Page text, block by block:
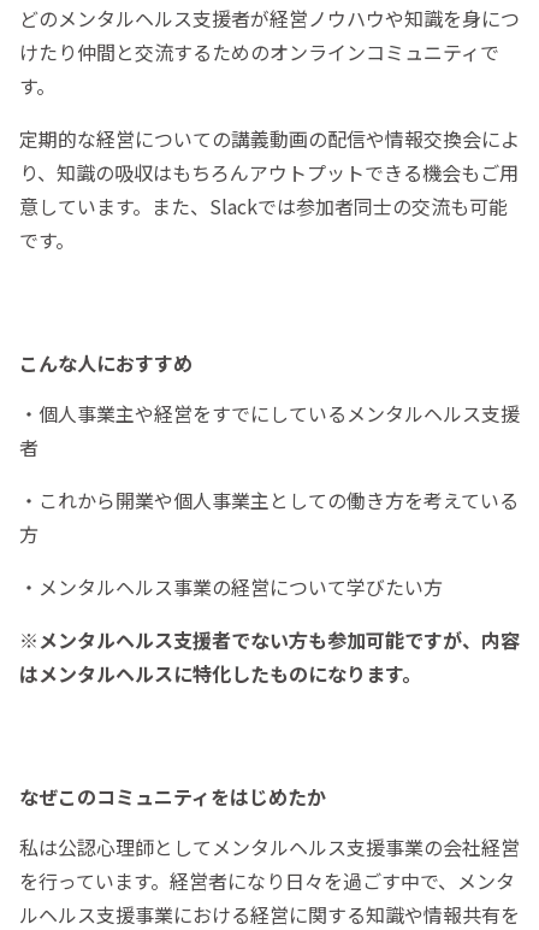
どのメンタルヘルス支援者が経営ノウハウや知識を身につ
けたり仲間と交流するためのオンラインコミュニティで
す。
定期的な経営についての講義動画の配信や情報交換会によ
り、知識の吸収はもちろんアウトプットできる機会もご用
意しています。また、Slackでは参加者同士の交流も可能
です。
こんな人におすすめ
・個人事業主や経営をすでにしているメンタルヘルス支援
者
・これから開業や個人事業主としての働き方を考えている
方
・メンタルヘルス事業の経営について学びたい方
※メンタルヘルス支援者でない方も参加可能ですが、内容
はメンタルヘルスに特化したものになります。
なぜこのコミュニティをはじめたか
私は公認心理師としてメンタルヘルス支援事業の会社経営
を行っています。経営者になり日々を過ごす中で、メンタ
ルヘルス支援事業における経営に関する知識や情報共有を